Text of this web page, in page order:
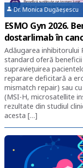
Dr. Monica
ESMO Gyn 2026.
dostarlimab în
Adăugarea inhibitorului
standard oferă
supraviețuirea
reparare deficitară a
mismatch repair) sau
(MSI-H, microsatellite
rezultate din studiul
acesta […]